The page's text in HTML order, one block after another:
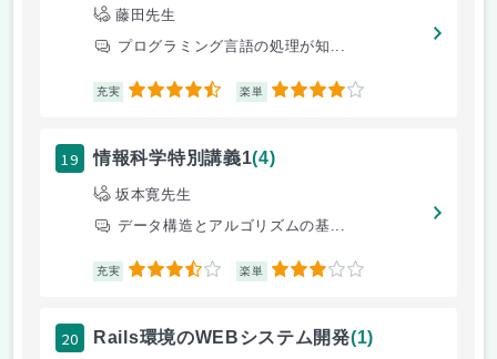
藤田先生
プログラミング言語の処理が知...
充実 4.5 楽単 4
19 情報科学特別講義1(4)
坂本寛先生
データ構造とアルゴリズムの基...
充実 3.5 楽単 3
20 Rails環境のWEBシステム開発(1)